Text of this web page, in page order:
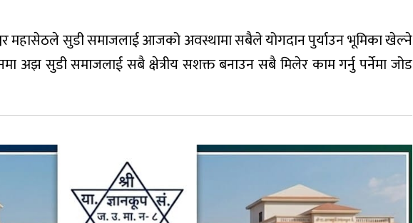
महासेठले सुडी समाजलाई आजको अवस्थामा सबैले योगदान पुर्याउन भूमिका खेल्ने
अझ सुडी समाजलाई सबै क्षेत्रीय सशक्त बनाउन सबै मिलेर काम गर्नु पर्नेमा जोड